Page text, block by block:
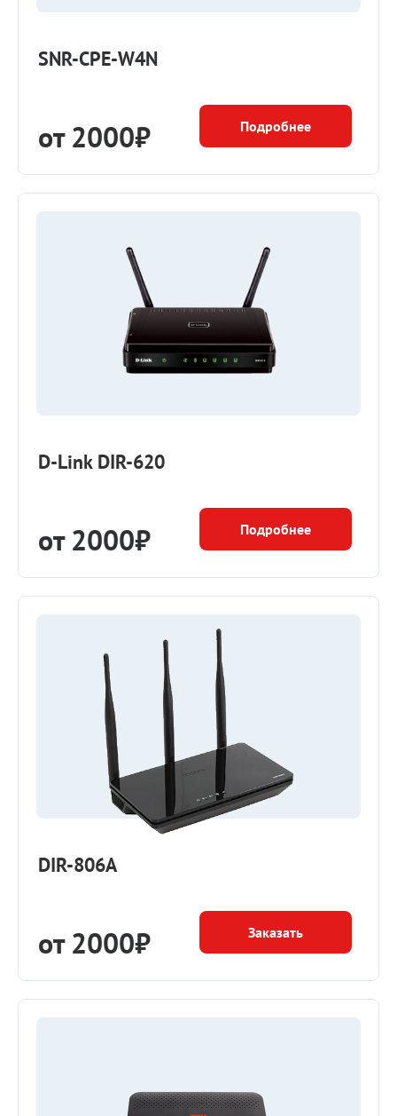
SNR-CPE-W4N
от 2000₽ Подробнее
D-Link DIR-620
от 2000₽ Подробнее
DIR-806A
от 2000₽ Заказать